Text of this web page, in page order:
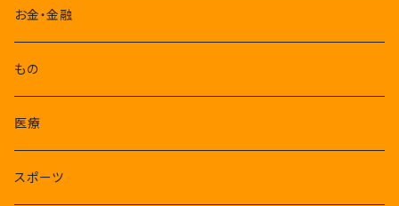
お金・金融
もの
医療
スポーツ